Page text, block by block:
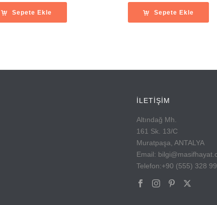
Sepete Ekle Sepete Ekle
İLETİŞİM
Altındağ Mh.
161 Sk. 13/C
Muratpaşa, ANTALYA
Email:
Telefon:+90 (555) 328